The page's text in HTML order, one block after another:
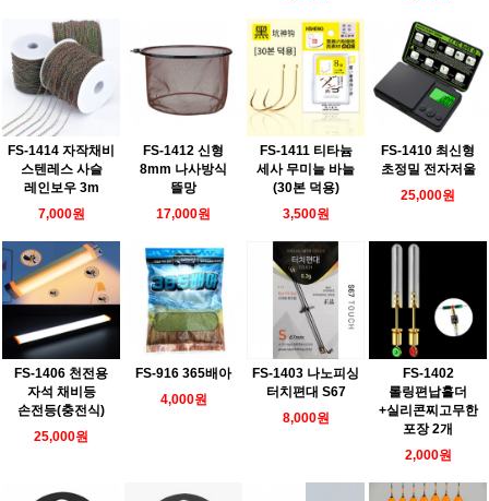
FS-1414 자작채비
스텐레스 사슬
레인보우 3m
7,000원
FS-1412 신형
8mm 나사방식
뜰망
17,000원
FS-1411 티타늄
세사 무미늘 바늘
(30본 덕용)
3,500원
FS-1410 최신형
초정밀 전자저울
25,000원
FS-1406 천전용
자석 채비등
손전등(충전식)
25,000원
FS-916 365배아
4,000원
FS-1403 나노피싱
터치편대 S67
8,000원
FS-1402
롤링편납홀더
+실리콘찌고무한
포장 2개
2,000원